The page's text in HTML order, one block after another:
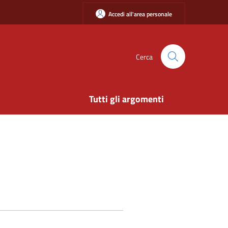
Accedi all'area personale
Cerca
Tutti gli argomenti